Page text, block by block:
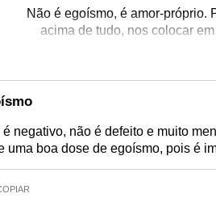
Não é egoísmo, é amor-próprio.
acima de tudo, nos colocar
é negativo, não é defeito e muito
uma boa dose de egoísmo, pois é